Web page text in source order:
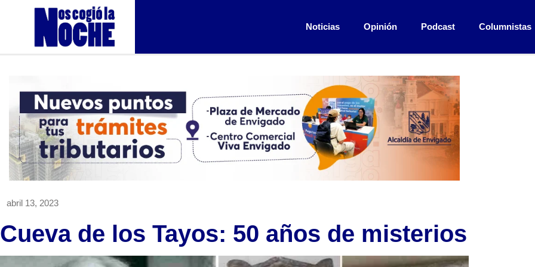
Noticias Opinión Podcast Columnistas
abril 13, 2023
Cueva de los Tayos: 50 años de misterios